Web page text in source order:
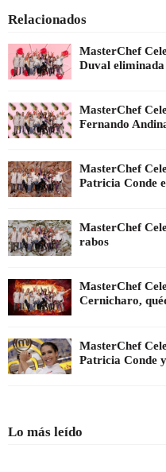
Relacionados
MasterChef
Duval eliminada
MasterChef
Fernando
MasterChef
Patricia Conde
MasterChef
rabos
MasterChef
Cernicharo,
MasterChef
Patricia Conde
Lo más leído